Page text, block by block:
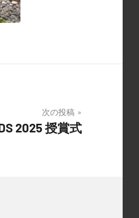
次の投稿
2025 授賞式